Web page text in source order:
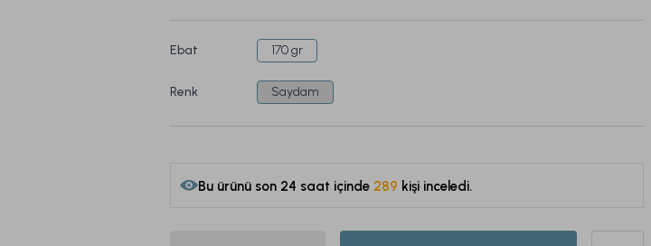
Ebat 170 gr
Renk Saydam
Bu ürünü son 24 saat içinde 289 kişi inceledi.
171